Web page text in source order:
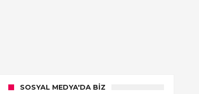
SOSYAL MEDYA'DA BIZ